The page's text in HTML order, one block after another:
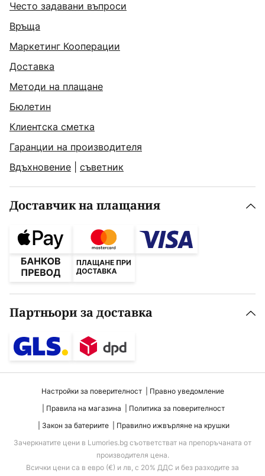
Често задавани въпроси
Връща
Маркетинг Кооперации
Доставка
Методи на плащане
Бюлетин
Клиентска сметка
Гаранции на производителя
Вдъхновение
съветник
Доставчик на плащания
Партньори за доставка
Настройки за поверителност
Правно уведомление
Правила на магазина
Политика за поверителност
Закон за батериите
Правилно ижвърляне на крушки
Зачеркнатите цени в Lumories.bg съответстват на препоръчаната от
производителя цена.
Всички цени са в евро (€) и лв, с 20% ДДС и без разходите за